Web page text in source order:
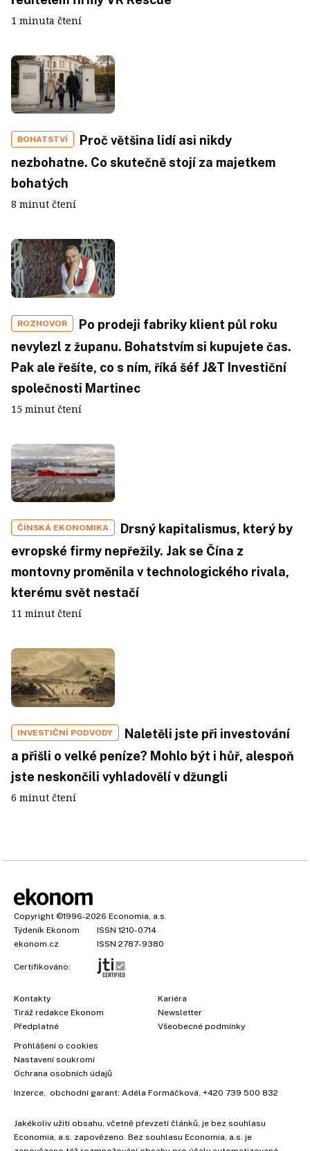
1 minuta čtení
BOHATSTVÍ
Proč většina lidí asi nikdy
nezbohatne. Co skutečně stojí za majetkem
bohatých
8 minut čtení
ROZHOVOR
Po prodeji fabriky klient půl roku
nevylezl z županu. Bohatstvím si kupujete čas.
Pak ale řešíte, co s ním, říká šéf J&T Investiční
společnosti Martinec
15 minut čtení
ČÍNSKÁ EKONOMIKA
Drsný kapitalismus, který by
evropské firmy nepřežily. Jak se Čína z
montovny proměnila v technologického rivala,
kterému svět nestačí
11 minut čtení
INVESTIČNÍ PODVODY
Naletěli jste při investování
a přišli o velké peníze? Mohlo být i hůř, alespoň
jste neskončili vyhladovělí v džungli
6 minut čtení
Copyright ©1996-2026 Economia, a.s.
Týdeník Ekonom
ISSN 1210-0714
ekonom.cz
ISSN 2787-9380
Certifikováno:
Kontakty
Tiráž redakce Ekonom
Předplatné
Kariéra
Newsletter
Všeobecné podmínky
Prohlášení o cookies
Nastavení soukromí
Ochrana osobních údajů
Inzerce , obchodní garant: Adéla Formáčková +420 739 500 832
Jakékoliv užití obsahu, včetně převzetí článků, je bez souhlasu
Economia, a.s. zapovězeno. Bez souhlasu Economia, a.s. je